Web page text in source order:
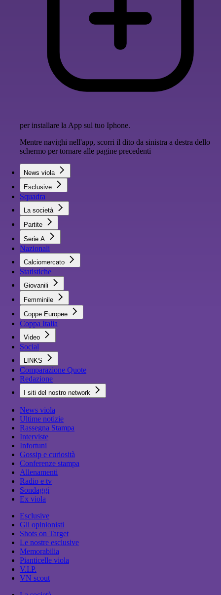
per installare la App sul tuo Iphone.
Mentre navighi nell'app, scorri il dito da sinistra a destra dello
schermo per tornare alle pagine precedenti
News viola
Esclusive
Squadra
La società
Partite
Serie A
Nazionali
Calciomercato
Statistiche
Giovanili
Femminile
Coppe Europee
Coppa Italia
Video
Social
LINKS
Comparazione Quote
Redazione
I siti del nostro network
News viola
Ultime notizie
Rassegna Stampa
Interviste
Infortuni
Gossip e curiosità
Conferenze stampa
Allenamenti
Radio e tv
Sondaggi
Ex viola
Esclusive
Gli opinionisti
Shots on Target
Le nostre esclusive
Memorabilia
Pianticelle viola
V.I.P.
VN scout